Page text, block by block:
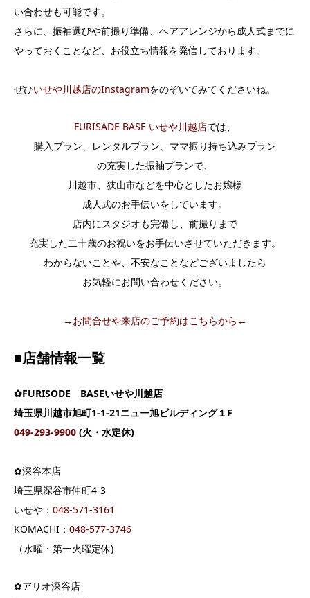
い合わせも可能です。
さらに、振袖選びや前撮り準備、ヘアアレンジから成人式までに
やっておくことなど、お役立ち情報を発信しております。
ぜひいせや川越店のInstagramをのぞいてみてくださいね。
FURISADE BASE いせや川越店では、
購入プラン、レンタルプラン、ママ振り持ち込みプラン
の充実した振袖プランで、
川越市、狭山市などを中心としたお嬢様
成人式のお手伝いをしています。
店内にスタジオも完備し、前撮りまで
充実した二十歳のお祝いをお手伝いさせていただきます。
わからないことや、不安なことなどございましたら
お気軽にお問い合わせください。
→お問合せや来店のご予約はこちらから←
■店舗情報一覧
✿FURISODE BASEいせや川越店
埼玉県川越市旭町1-1-21ニュー旭ビルディング１F
049-293-9900 (火・水定休)
✿深谷本店
埼玉県深谷市仲町4-3
いせや： 048-571-3161
KOMACHI： 048-577-3746
（水曜・第一火曜定休)
✿アリオ深谷店